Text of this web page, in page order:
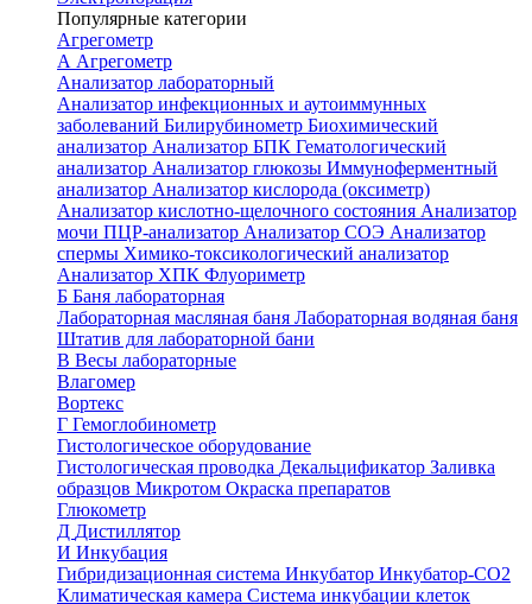
Популярные категории
Агрегометр
А Агрегометр
Анализатор лабораторный
Анализатор инфекционных и аутоиммунных
заболеваний Билирубинометр Биохимический
анализатор Анализатор БПК Гематологический
анализатор Анализатор глюкозы Иммуноферментный
анализатор Анализатор кислорода (оксиметр)
Анализатор кислотно-щелочного состояния Анализатор
мочи ПЦР-анализатор Анализатор СОЭ Анализатор
спермы Химико-токсикологический анализатор
Анализатор ХПК Флуориметр
Б Баня лабораторная
Лабораторная масляная баня Лабораторная водяная баня
Штатив для лабораторной бани
В Весы лабораторные
Влагомер
Вортекс
Г Гемоглобинометр
Гистологическое оборудование
Гистологическая проводка Декальцификатор Заливка
образцов Микротом Окраска препаратов
Глюкометр
Д Дистиллятор
И Инкубация
Гибридизационная система Инкубатор Инкубатор-СО2
Климатическая камера Система инкубации клеток